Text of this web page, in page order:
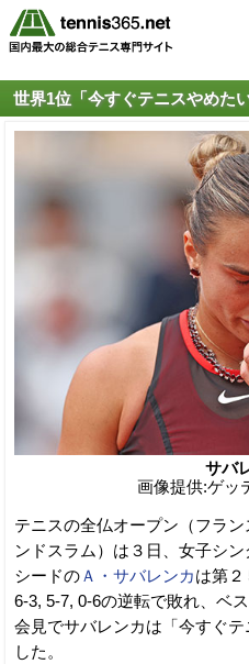
世界1位「今すぐテニスやめたい
サバ
画像提供:ゲッ
テニスの全仏オープン（フラ
ンドスラム）は３日、女子シ
シードのＡ・サバレンカは第２
6-3, 5-7, 0-6の逆転で敗れ、ベ
会見でサバレンカは「今すぐ
した。